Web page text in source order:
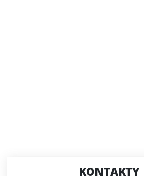
KONTAKTY